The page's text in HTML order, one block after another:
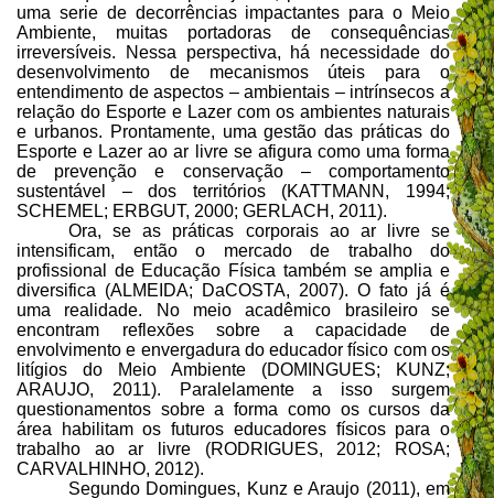
uma serie de decorrências impactantes para o Meio
Ambiente, muitas portadoras de consequências
irreversíveis. Nessa perspectiva, há necessidade do
desenvolvimento de mecanismos úteis para o
entendimento de aspectos – ambientais – intrínsecos a
relação do Esporte e Lazer com os ambientes naturais
e urbanos. Prontamente, uma gestão das práticas do
Esporte e Lazer ao ar livre se afigura como uma forma
de prevenção e conservação – comportamento
sustentável – dos territórios (KATTMANN, 1994;
SCHEMEL; ERBGUT, 2000; GERLACH, 2011).
Ora, se as práticas corporais ao ar livre se
intensificam, então o mercado de trabalho do
profissional de Educação Física também se amplia e
diversifica (ALMEIDA; DaCOSTA, 2007). O fato já é
uma realidade. No meio acadêmico brasileiro se
encontram reflexões sobre a capacidade de
envolvimento e envergadura do educador físico com os
litígios do Meio Ambiente (DOMINGUES; KUNZ;
ARAUJO, 2011). Paralelamente a isso surgem
questionamentos sobre a forma como os cursos da
área habilitam os futuros educadores físicos para o
trabalho ao ar livre (RODRIGUES, 2012; ROSA;
CARVALHINHO, 2012).
Segundo Domingues, Kunz e Araujo (2011), em